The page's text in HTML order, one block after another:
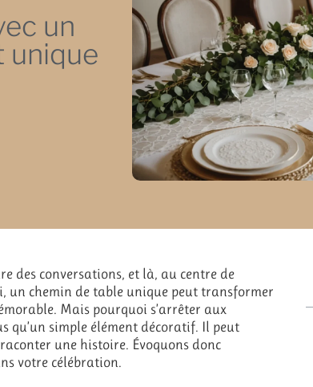
un
unique
des conversations, et là, au centre de
un chemin de table unique peut transformer
Mais pourquoi s’arrêter aux
qu’un simple élément décoratif. Il peut
une histoire. Évoquons donc
votre célébration.